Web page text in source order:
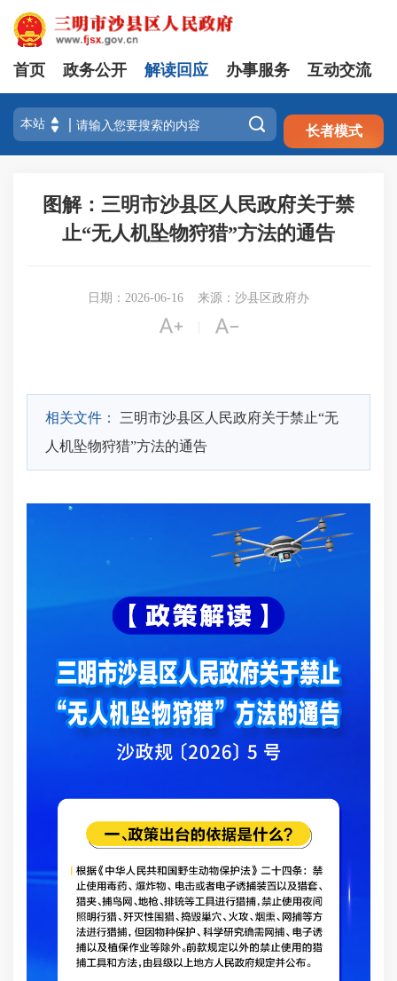
注册 登录
首页 政务公开 解读回应 办事服务 互动交流
 长者模式
图解：三明市沙县区人民政府关于禁
止“无人机坠物狩猎”方法的通告
日期：2026-06-16 来源：沙县区政府办
 
相关文件：
三明市沙县区人民政府关于禁止“无
人机坠物狩猎”方法的通告